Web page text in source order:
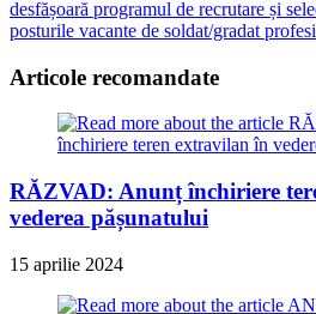
desfășoară programul de recrutare și
posturile vacante de soldat/gradat
Articole recomandate
RĂZVAD: Anunț închiriere
vederea pășunatului
15 aprilie 2024